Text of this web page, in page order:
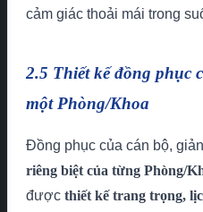
cảm giác thoải mái trong
2.5 Thiết kế đồng phục
một Phòng/Khoa
Đồng phục của cán bộ,
riêng biệt của từng Phòng/
được thiết kế trang trọng,